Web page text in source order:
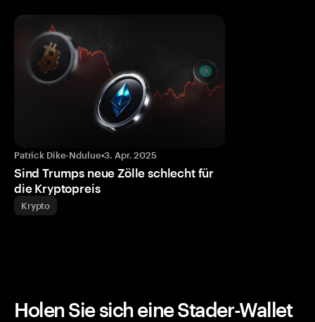
Patrick Dike-Ndulue•3. Apr. 2025
Sind Trumps neue Zölle schlecht für
die Kryptopreis
Krypto
Holen Sie sich eine Stader-Wallet